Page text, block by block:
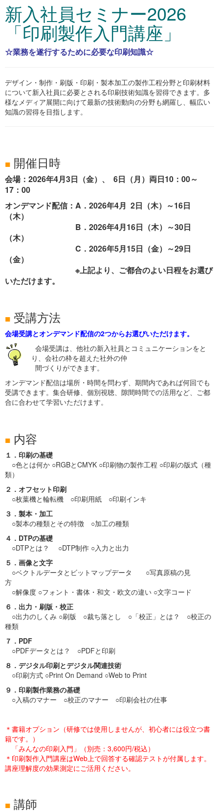
新入社員セミナー2026
「印刷製作入門講座」
☆業務を遂行するために必要な印刷知識☆
デザイン・制作・刷版・印刷・製本加工の製作工程分野と印刷材料
について新入社員に必要とされる印刷技術知識を習得できます。多
様なメディア展開に向けて最新の技術動向の分野も網羅し、幅広い
知識の習得を目指します。
■ 開催日時
会場：2026年4月3日（金）、 6日（月）両日10：00～
17：00
オンデマンド配信：A．2026年4月 2日（木）～16日
（木）
B．2026年4月16日（木）～30日
（木）
C．2026年5月15日（金）～29日
（金）
※上記より、ご都合のよい日程をお選び
いただけます。
■ 受講方法
会場受講とオンデマンド配信の2つからお選びいただけます。
会場受講は、他社の新入社員とコミュニケーションをと
り、会社の枠を超えた社外の仲
間づくりができます。
オンデマンド配信は場所・時間を問わず、期間内であれば何回でも
受講できます。集合研修、個別視聴、隙間時間での活用など、ご都
合に合わせて学習いただけます。
■ 内容
１．印刷の基礎
○色とは何か ○RGBとCMYK ○印刷物の製作工程 ○印刷の版式（種
類）
２．オフセット印刷
○枚葉機と輪転機 ○印刷用紙 ○印刷インキ
３．製本・加工
○製本の種類とその特徴 ○加工の種類
４．DTPの基礎
○DTPとは？ ○DTP制作 ○入力と出力
５．画像と文字
○ベクトルデータとビットマップデータ ○写真原稿の見
方
○解像度 ○フォント・書体・和文・欧文の違い ○文字コード
６．出力・刷版・校正
○出力のしくみ ○刷版 ○裁ち落とし ○「校正」とは？ ○校正の
種類
７．PDF
○PDFデータとは？ ○PDFと印刷
８．デジタル印刷とデジタル関連技術
○印刷方式 ○Print On Demand ○Web to Print
９．印刷製作業務の基礎
○入稿のマナー ○校正のマナー ○印刷会社の仕事
＊書籍オプション（研修では使用しませんが、初心者には役立つ書
籍です。）
「みんなの印刷入門」（別売：3,600円/税込）
＊印刷製作入門講座はWeb上で回答する確認テストが付属します。
講座理解度の効果測定にご活用ください。
■ 講師